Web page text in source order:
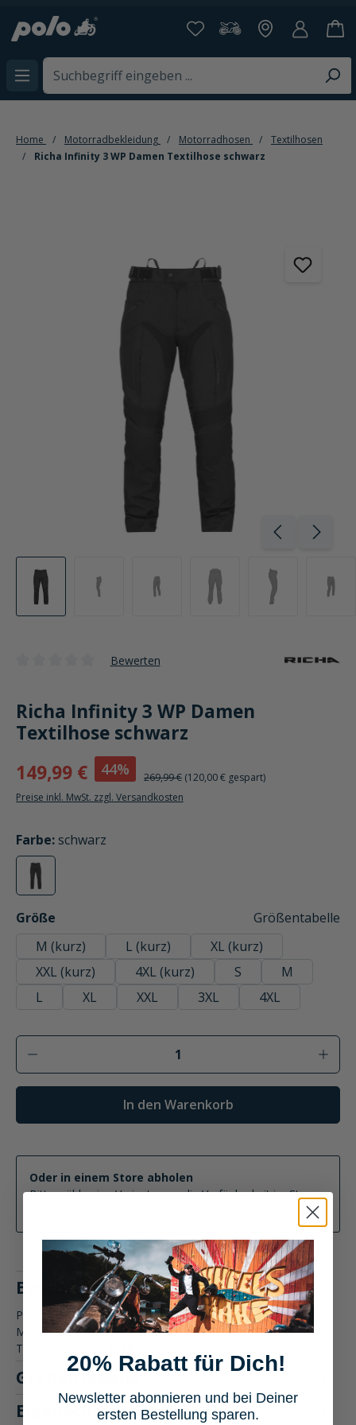
springen
Home Motorradbekleidung Motorradhosen
Textilhosen
Richa Infinity 3 WP Damen Textilhose schwarz
Bewerten
Richa Infinity 3 WP Damen
Textilhose schwarz
149,99 €
44% 269,99 € (120,00 € gespart)
Preise inkl. MwSt. zzgl. Versandkosten
Farbe
auswählen
: schwarz
schwarz
(Diese Option ist zurzeit nicht verfügbar.)
Größe
auswählen
Größentabelle
M (kurz)
L (kurz)
XL (kurz)
XXL (kurz)
4XL (kurz) S
M
L
XL XXL 3XL 4XL
Produkt Anzahl: Gib den gewünschten
In den Warenkorb
Oder in einem Store abholen
Bitte wähle eine Variante, um die Verfügbarkeit im Store
Beschreibung
Produktbeschreibung: Richa Infinity 3 WP Damen Textilhose
Motorradbekleidung Die Richa Infinity 3 WP Damen
Textilhose biete…
Größentabelle
Eigenschaften
20% Rabatt für Dich!
Newsletter abonnieren und bei Deiner
ersten Bestellung sparen.